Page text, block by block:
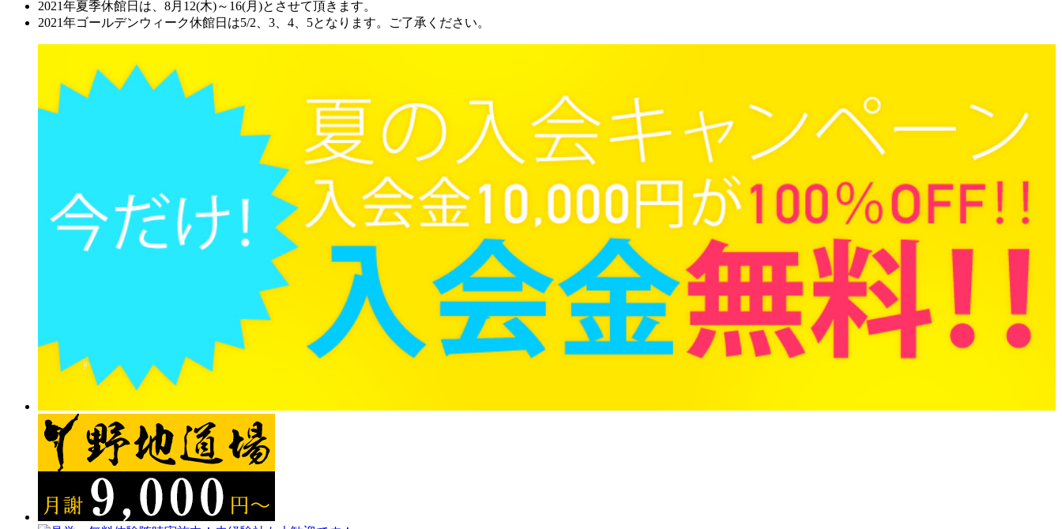
2021年夏季休館日は、8月12(木)～16(月)とさせて頂きます。
2021年ゴールデンウィーク休館日は5/2、3、4、5となります。ご了承ください。